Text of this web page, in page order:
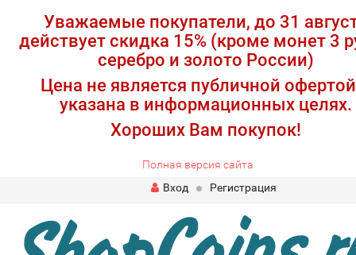
Уважаемые покупатели, до 31
действует скидка 15% (кроме монет 3
серебро и золото России)
Цена не является публичной
указана в информационных целях.
Хороших Вам покупок!
Полная версия сайта
Вход
Регистрация